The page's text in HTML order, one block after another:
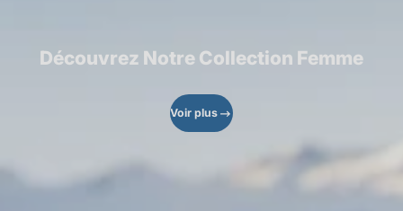
Découvrez Notre Collection Femme
Voir plus